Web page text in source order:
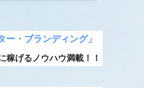
ー・ブランディング」
稼げるノウハウ満載！！